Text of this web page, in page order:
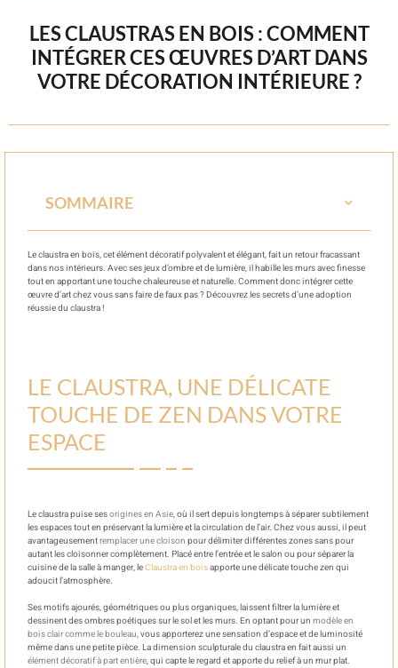
LES CLAUSTRAS EN BOIS : COMMENT
INTÉGRER CES ŒUVRES D’ART DANS
VOTRE DÉCORATION INTÉRIEURE ?
SOMMAIRE
Le claustra en bois, cet élément décoratif polyvalent et élégant, fait un retour fracassant
dans nos intérieurs. Avec ses jeux d’ombre et de lumière, il habille les murs avec finesse
tout en apportant une touche chaleureuse et naturelle. Comment donc intégrer cette
œuvre d’art chez vous sans faire de faux pas ? Découvrez les secrets d’une adoption
réussie du claustra !
LE CLAUSTRA, UNE DÉLICATE
TOUCHE DE ZEN DANS VOTRE
ESPACE
Le claustra puise sesorigines en Asie, où il sert depuis longtemps à séparer subtilement
les espaces tout en préservant la lumière et la circulation de l’air. Chez vous aussi, il peut
avantageusementremplacer une cloison pour délimiter différentes zones sans pour
autant les cloisonner complètement. Placé entre l’entrée et le salon ou pour séparer la
cuisine de la salle à manger, leClaustra en boisapporte une délicate touche zen qui
adoucit l’atmosphère.
Ses motifs ajourés, géométriques ou plus organiques, laissent filtrer la lumière et
dessinent des ombres poétiques sur le sol et les murs. En optant pour un modèle en
bois clair comme le bouleau, vous apporterez une sensation d’espace et de luminosité
même dans une petite pièce. La dimension sculpturale du claustra en fait aussi un
élément décoratif à part entière, qui capte le regard et apporte du relief à un mur plat.